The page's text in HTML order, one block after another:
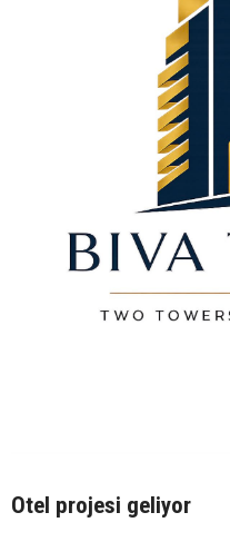
Otel projesi geliyor